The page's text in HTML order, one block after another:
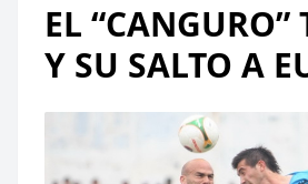
EL “CANGURO”
Y SU SALTO A